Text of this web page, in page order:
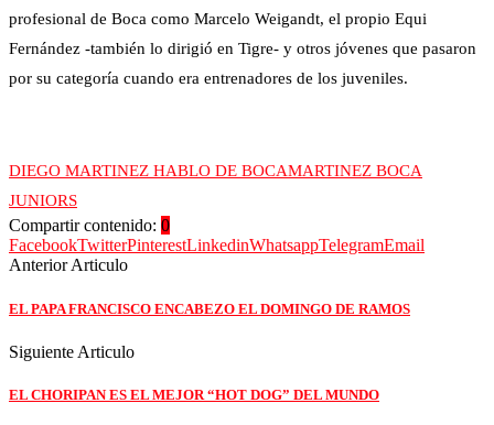
profesional de Boca como Marcelo Weigandt, el propio Equi
Fernández -también lo dirigió en Tigre- y otros jóvenes que pasaron
por su categoría cuando era entrenadores de los juveniles.
DIEGO MARTINEZ HABLO DE BOCAMARTINEZ BOCA
JUNIORS
Compartir contenido: 0
FacebookTwitterPinterestLinkedinWhatsappTelegramEmail
Anterior Articulo
EL PAPA FRANCISCO ENCABEZO EL DOMINGO DE RAMOS
Siguiente Articulo
EL CHORIPAN ES EL MEJOR “HOT DOG” DEL MUNDO